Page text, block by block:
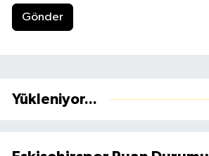
Gönder
Yükleniyor...